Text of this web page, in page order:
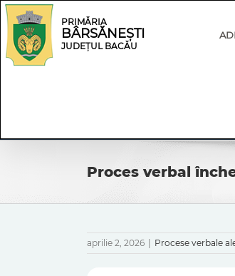
Skip
to
content
Skip
Navigation
PRIMĂRIA
BÂRSĂNEȘTI
JUDEȚUL BACĂU
Proces verbal
aprilie 2, 2026 Procese verbale